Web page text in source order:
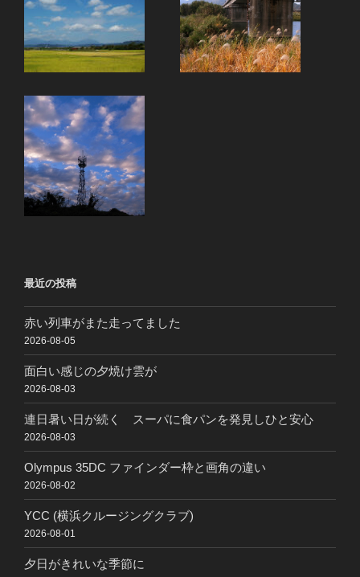
最近の投稿
赤い列車がまた走ってました
2026-08-05
面白い感じの夕焼け雲が
2026-08-03
連日暑い日が続く スーパに食パンを発見しひと安心
2026-08-03
Olympus 35DC ファインダー枠と画角の違い
2026-08-02
YCC (横浜クルージングクラブ)
2026-08-01
夕日がきれいな季節に